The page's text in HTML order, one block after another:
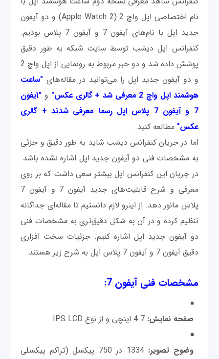
نام اختصاصی اپل واچ 2 (Apple Watch 2) و دو آیفون
جدید اپل با نام‌های آیفون 7 و آیفون 7 پلاس بودیم.
کنفرانس اپل دیشب توسط سایت شبکه به طور دقیق
پوشش داده شد و دو خبر مربوط به رونمایی از اپل واچ 2
و دو آیفون جدید اپل را می‌توانید در مقاله‌های "ساعت
هوشمند اپل واچ 2 معرفی شد + گالری عکس"
و "آیفون
7 و آیفون 7 پلاس اپل رسما معرفی شدند + گالری
عکس" مطالعه کنید.
اما در جریان کنفرانس دیشب شاید به طور دقیق و جزئی
به مشخصات فنی دو آیفون جدید اپل اشاره نشده باشد.
در جریان این کنفرانس اپل بیشتر سعی داشت که بر روی
معرفی و شرح قابلیت‌های جدید آیفون 7 و آیفون 7
پلاس مانور دهد. از اینرو لازم دانستیم تا مقاله‌ای جداگانه
تنظیم کرده و در آن به شکل دقیق‌تری به مشخصات فنی
دو آیفون جدید اپل اشاره کنیم. جزئیات سخت افزاری
دقیق آیفون 7 و آیفون 7 پلاس اپل به شرح زیر هستند:
مشخصات فنی آیفون 7:
صفحه نمایش: 4.7 اینچی و از نوع IPS LCD
وضوح تصویر:
1334 در 750 پیکسل (تراکم پیکسلی